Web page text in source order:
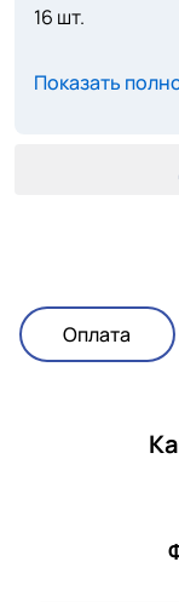
16 шт.
Показать
Оплата